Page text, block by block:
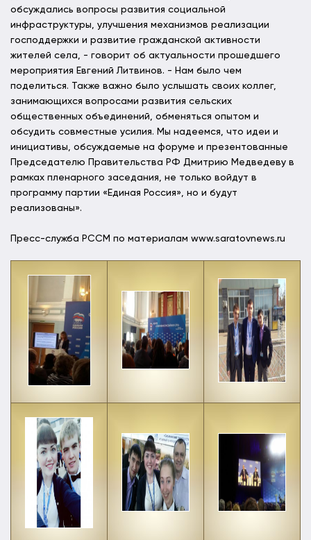
обсуждались вопросы развития социальной
инфраструктуры, улучшения механизмов реализации
господдержки и развитие гражданской активности
жителей села, - говорит об актуальности прошедшего
мероприятия Евгений Литвинов. - Нам было чем
поделиться. Также важно было услышать своих коллег,
занимающихся вопросами развития сельских
общественных объединений, обменяться опытом и
обсудить совместные усилия. Мы надеемся, что идеи и
инициативы, обсуждаемые на форуме и презентованные
Председателю Правительства РФ Дмитрию Медведеву в
рамках пленарного заседания, не только войдут в
программу партии «Единая Россия», но и будут
реализованы».
Пресс-служба РССМ по материалам www.saratovnews.ru